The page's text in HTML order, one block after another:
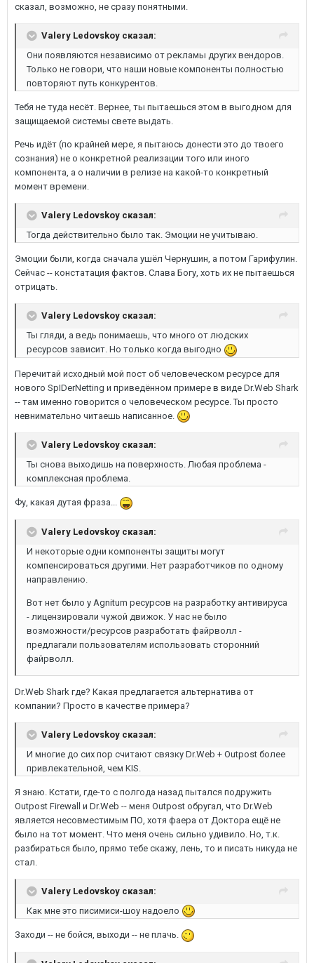
сказал, возможно, не сразу понятными.
Valery Ledovskoy сказал:
Они появляются независимо от рекламы других вендоров.
Только не говори, что наши новые компоненты полностью
повторяют путь конкурентов.
Тебя не туда несёт. Вернее, ты пытаешься этом в выгодном для
защищаемой системы свете выдать.
Речь идёт (по крайней мере, я пытаюсь донести это до твоего
сознания) не о конкретной реализации того или иного
компонента, а о наличии в релизе на какой-то конкретный
момент времени.
Valery Ledovskoy сказал:
Тогда действительно было так. Эмоции не учитываю.
Эмоции были, когда сначала ушёл Чернушин, а потом Гарифулин.
Сейчас -- констатация фактов. Слава Богу, хоть их не пытаешься
отрицать.
Valery Ledovskoy сказал:
Ты гляди, а ведь понимаешь, что много от людских
ресурсов зависит. Но только когда выгодно
Перечитай исходный мой пост об человеческом ресурсе для
нового SpIDerNetting и приведённом примере в виде Dr.Web Shark
-- там именно говорится о человеческом ресурсе. Ты просто
невнимательно читаешь написанное.
Valery Ledovskoy сказал:
Ты снова выходишь на поверхность. Любая проблема -
комплексная проблема.
Фу, какая дутая фраза...
Valery Ledovskoy сказал:
И некоторые одни компоненты защиты могут
компенсироваться другими. Нет разработчиков по одному
направлению.
Вот нет было у Agnitum ресурсов на разработку антивируса
- лицензировали чужой движок. У нас не было
возможности/ресурсов разработать файрволл -
предлагали пользователям использовать сторонний
файрволл.
Dr.Web Shark где? Какая предлагается альтернатива от
компании? Просто в качестве примера?
Valery Ledovskoy сказал:
И многие до сих пор считают связку Dr.Web + Outpost более
привлекательной, чем KIS.
Я знаю. Кстати, где-то с полгода назад пытался подружить
Outpost Firewall и Dr.Web -- меня Outpost обругал, что Dr.Web
является несовместимым ПО, хотя фаера от Доктора ещё не
было на тот момент. Что меня очень сильно удивило. Но, т.к.
разбираться было, прямо тебе скажу, лень, то и писать никуда не
стал.
Valery Ledovskoy сказал:
Как мне это писимиси-шоу надоело
Заходи -- не бойся, выходи -- не плачь.